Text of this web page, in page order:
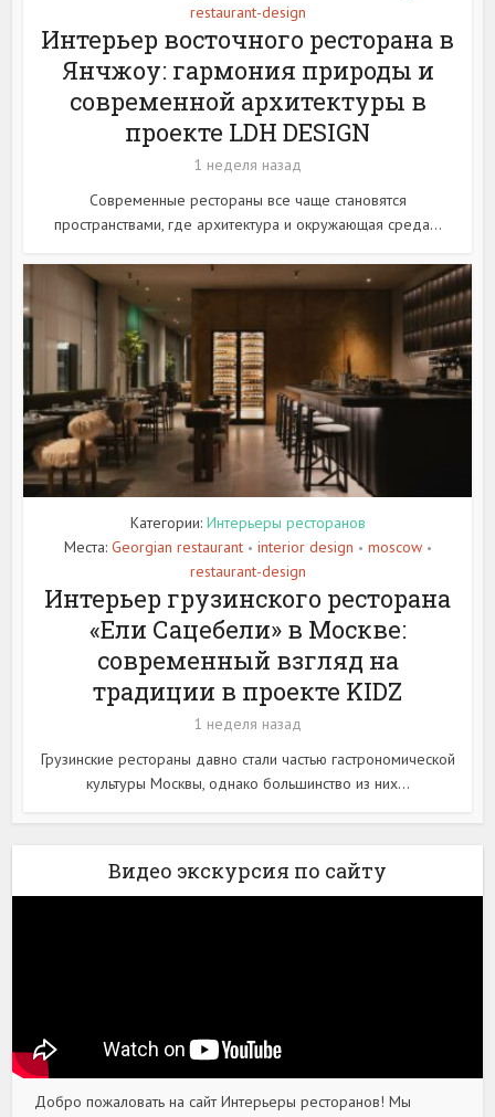
restaurant-design
Интерьер восточного ресторана в
Янчжоу: гармония природы и
современной архитектуры в
проекте LDH DESIGN
1 неделя назад
Современные рестораны все чаще становятся
пространствами, где архитектура и окружающая среда...
Категории: Интерьеры ресторанов
Места: Georgian restaurant • interior design • moscow •
restaurant-design
Интерьер грузинского ресторана
«Ели Сацебели» в Москве:
современный взгляд на
традиции в проекте KIDZ
1 неделя назад
Грузинские рестораны давно стали частью гастрономической
культуры Москвы, однако большинство из них...
Видео экскурсия по сайту
Добро пожаловать на сайт Интерьеры ресторанов! Мы